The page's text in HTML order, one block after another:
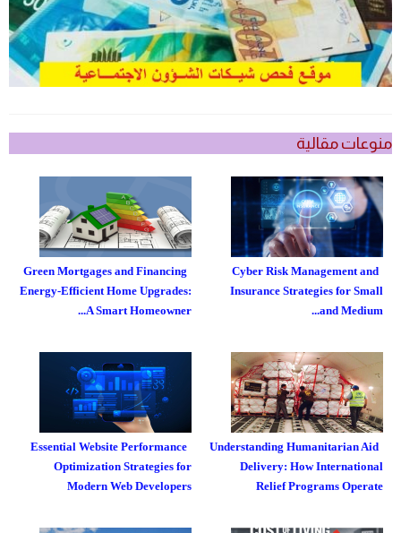
منوعات مقالية
Green Mortgages and Financing
Energy-Efficient Home Upgrades:
A Smart Homeowner...
Cyber Risk Management and
Insurance Strategies for Small
and Medium...
Essential Website Performance
Optimization Strategies for
Modern Web Developers
Understanding Humanitarian Aid
Delivery: How International
Relief Programs Operate